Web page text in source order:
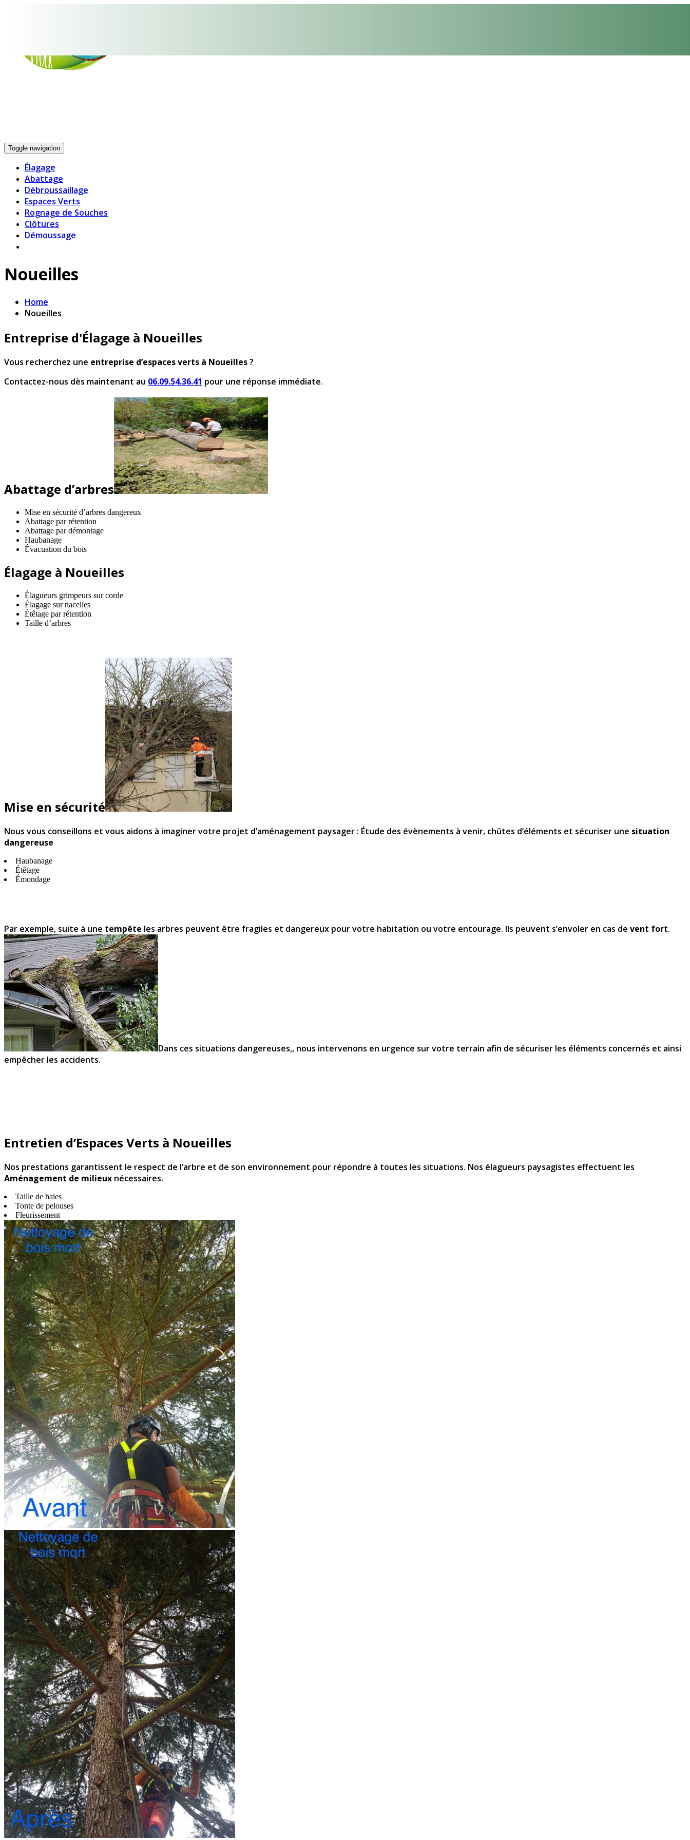
Toggle navigation
Élagage
Abattage
Débroussaillage
Espaces Verts
Rognage de Souches
Clôtures
Démoussage
Noueilles
Home
Noueilles
Entreprise d'Élagage à Noueilles
Vous recherchez une entreprise d’espaces verts à Noueilles?
Contactez-nous dès maintenant au 06.09.54.36.41 pour une réponse immédiate.
Abattage d’arbres
Mise en sécurité d’arbres dangereux
Abattage par rétention
Abattage par démontage
Haubanage
Évacuation du bois
Élagage à Noueilles
Élagueurs grimpeurs sur corde
Élagage sur nacelles
Étêtage par rétention
Taille d’arbres
Mise en sécurité
Nous vous conseillons et vous aidons à imaginer votre projet d’aménagement paysager : Étude des évènements à venir, chûtes d’éléments et sécuriser une situation
dangereuse
Haubanage
Étêtage
Émondage
Par exemple, suite à une tempête les arbres peuvent être fragiles et dangereux pour votre habitation ou votre entourage. Ils peuvent s’envoler en cas de vent fort.
Dans ces situations dangereuses,, nous intervenons en urgence sur votre terrain afin de sécuriser les éléments concernés et ainsi
empêcher les accidents.
Entretien d’Espaces Verts à Noueilles
Nos prestations garantissent le respect de l’arbre et de son environnement pour répondre à toutes les situations. Nos élagueurs paysagistes effectuent les
Aménagement de milieux nécessaires.
Taille de haies
Tonte de pelouses
Fleurissement